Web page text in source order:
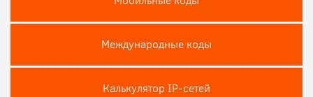
Международные коды
Калькулятор IP-сетей